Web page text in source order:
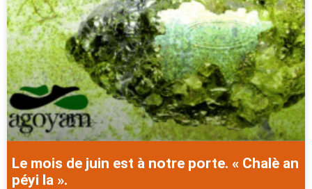
Le mois de juin est à notre porte. « Chalè an
péyi la ».